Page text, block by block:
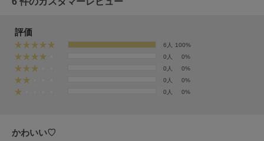
KEEN
キーン
LAATO
ラート
評価
6人
100%
0人
0%
0人
0%
0人
0%
0人
0%
かわいい♡